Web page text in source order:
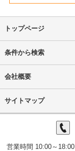
トップページ
条件から検索
会社概要
サイトマップ
営業時間 10:00～18:00